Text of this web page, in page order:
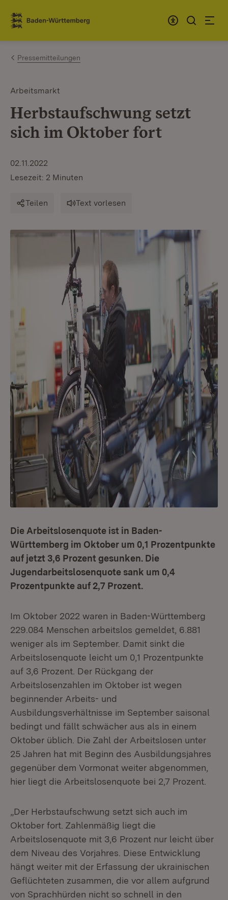
Zum Inhalt springen
Link zur Startseite
Pressemitteilungen
Arbeitsmarkt
Herbstaufschwung setzt
sich im Oktober fort
02.11.2022
Lesezeit: 2 Minuten
Teilen Text vorlesen
Die Arbeitslosenquote ist in Baden-
Württemberg im Oktober um 0,1 Prozentpunkte
auf jetzt 3,6 Prozent gesunken. Die
Jugendarbeitslosenquote sank um 0,4
Prozentpunkte auf 2,7 Prozent.
Im Oktober 2022 waren in Baden-Württemberg
229.084 Menschen arbeitslos gemeldet, 6.881
weniger als im September. Damit sinkt die
Arbeitslosenquote leicht um 0,1 Prozentpunkte
auf 3,6 Prozent. Der Rückgang der
Arbeitslosenzahlen im Oktober ist wegen
beginnender Arbeits- und
Ausbildungsverhältnisse im September saisonal
bedingt und fällt schwächer aus als in einem
Oktober üblich. Die Zahl der Arbeitslosen unter
25 Jahren hat mit Beginn des Ausbildungsjahres
gegenüber dem Vormonat weiter abgenommen,
hier liegt die Arbeitslosenquote bei 2,7 Prozent.
„Der Herbstaufschwung setzt sich auch im
Oktober fort. Zahlenmäßig liegt die
Arbeitslosenquote mit 3,6 Prozent nur leicht über
dem Niveau des Vorjahres. Diese Entwicklung
hängt weiter mit der Erfassung der ukrainischen
Geflüchteten zusammen, die vor allem aufgrund
von Sprachhürden nicht so schnell in den